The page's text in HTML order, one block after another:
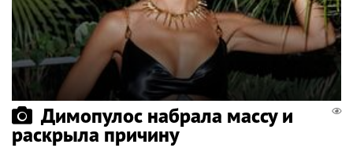
Димопулос набрала массу и
раскрыла причину